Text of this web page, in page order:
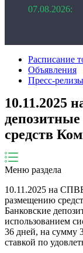
07.08.2026:
Расписание
Объявления
Пресс-релизы
10.11.2025
средств
Меню раздела
10.11.2025 на СПВБ
размещению
Банковские
использованием
36 дней, на сумму
ставкой по